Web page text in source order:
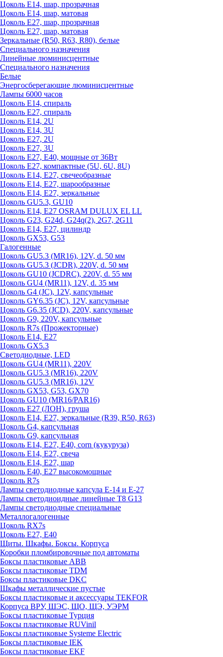
Цоколь Е14, шар, прозрачная
Цоколь Е14, шар, матовая
Цоколь Е27, шар, прозрачная
Цоколь Е27, шар, матовая
Зеркальные (R50, R63, R80), белые
Специального назначения
Линейные люминисцентные
Специального назначения
Белые
Энергосберегающие люминисцентные
Лампы 6000 часов
Цоколь Е14, спираль
Цоколь Е27, спираль
Цоколь Е14, 2U
Цоколь Е14, 3U
Цоколь Е27, 2U
Цоколь Е27, 3U
Цоколь Е27, Е40, мощные от 36Вт
Цоколь Е27, компактные (5U, 6U, 8U)
Цоколь Е14, Е27, свечеобразные
Цоколь Е14, Е27, шарообразные
Цоколь Е14, Е27, зеркальные
Цоколь GU5.3, GU10
Цоколь Е14, Е27 OSRAM DULUX EL LL
Цоколь G23, G24d, G24q(2), 2G7, 2G11
Цоколь Е14, Е27, цилиндр
Цоколь GX53, G53
Галогенные
Цоколь GU5.3 (MR16), 12V, d. 50 мм
Цоколь GU5.3 (JCDR), 220V, d. 50 мм
Цоколь GU10 (JCDRC), 220V, d. 55 мм
Цоколь GU4 (MR11), 12V, d. 35 мм
Цоколь G4 (JC), 12V, капсульные
Цоколь GY6.35 (JC), 12V, капсульные
Цоколь G6.35 (JCD), 220V, капсульные
Цоколь G9, 220V, капсульные
Цоколь R7s (Прожекторные)
Цоколь E14, E27
Цоколь GX5.3
Светодиодные, LED
Цоколь GU4 (MR11), 220V
Цоколь GU5.3 (MR16), 220V
Цоколь GU5.3 (MR16), 12V
Цоколь GX53, G53, GX70
Цоколь GU10 (MR16/PAR16)
Цоколь Е27 (ЛОН), груша
Цоколь Е14, Е27, зеркальные (R39, R50, R63)
Цоколь G4, капсульная
Цоколь G9, капсульная
Цоколь Е14, Е27, Е40, corn (кукуруза)
Цоколь Е14, Е27, свеча
Цоколь Е14, Е27, шар
Цоколь Е40, Е27 высокомощные
Цоколь R7s
Лампы светодиодные капсула Е-14 и Е-27
Лампы светодиоидные линейные T8 G13
Лампы светодиодные специальные
Металлогалогенные
Цоколь RX7s
Цоколь Е27, E40
Щиты. Шкафы. Боксы. Корпуса
Коробки пломбировочные под автоматы
Боксы пластиковые ABB
Боксы пластиковые TDM
Боксы пластиковые DKC
Шкафы металлические пустые
Боксы пластиковые и аксессуары TEKFOR
Корпуса ВРУ, ШЭС, ЩО, ЩЭ, УЭРМ
Боксы пластиковые Турция
Боксы пластиковые RUVinil
Боксы пластиковые Systeme Electric
Боксы пластиковые IEK
Боксы пластиковые EKF